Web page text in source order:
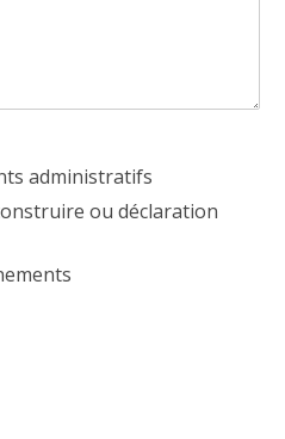
administratifs
ou déclaration